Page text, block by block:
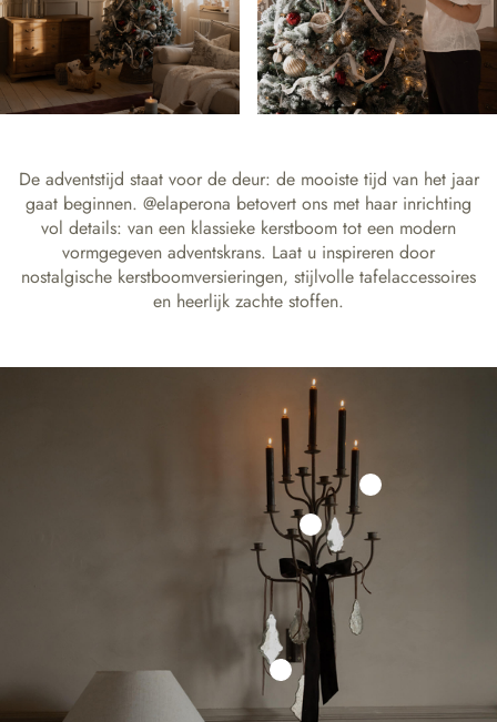
De adventstijd staat voor de deur: de mooiste tijd van het jaar
gaat beginnen. @elaperona betovert ons met haar inrichting
vol details: van een klassieke kerstboom tot een modern
vormgegeven adventskrans. Laat u inspireren door
nostalgische kerstboomversieringen, stijlvolle tafelaccessoires
en heerlijk zachte stoffen.